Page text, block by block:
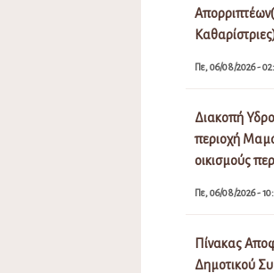
Πε, 06/08/2026 -
Διακοπή
περιοχή
οικισμούς
Πε, 06/08/2026 -
Πίνακας
Δημοτικού